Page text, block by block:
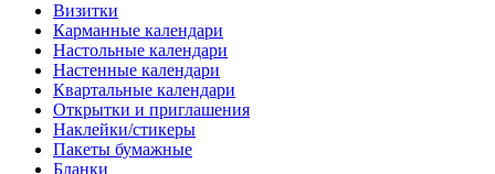
Визитки
Карманные календари
Настольные календари
Настенные календари
Квартальные календари
Открытки и приглашения
Наклейки/стикеры
Пакеты бумажные
Бланки